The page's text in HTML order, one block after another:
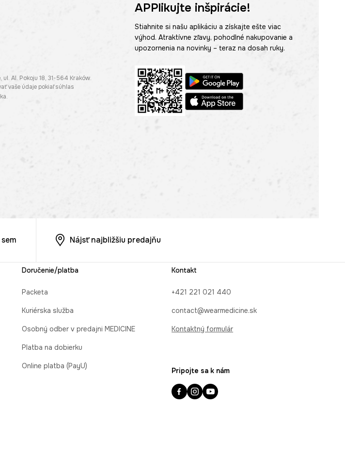
Al. Pokoju 18, 31-564 Kraków.
vaše údaje pokiaľ súhlas
APPlikujte inšpirácie!
Stiahnite si našu aplikáciu a získajte ešte viac
výhod. Atraktívne zľavy, pohodlné nakupovanie a
upozornenia na novinky – teraz na dosah ruky.
Nájsť najbližšiu predajňu
Doručenie/platba
Packeta
Kuriérska služba
Osobný odber v predajni MEDICINE
Platba na dobierku
Online platba (PayU)
Kontakt
+421 221 021 440
contact@wearmedicine.sk
Kontaktný formulár
Pripojte sa k nám